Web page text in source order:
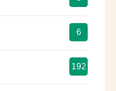
6
192